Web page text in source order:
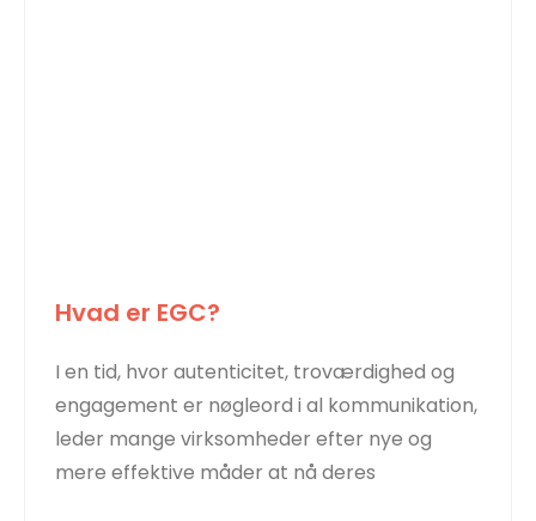
Hvad er EGC?
I en tid, hvor autenticitet, troværdighed og
engagement er nøgleord i al kommunikation,
leder mange virksomheder efter nye og
mere effektive måder at nå deres